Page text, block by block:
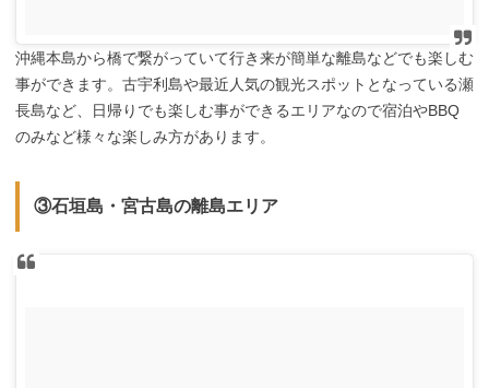
沖縄本島から橋で繋がっていて行き来が簡単な離島などでも楽しむ
事ができます。古宇利島や最近人気の観光スポットとなっている瀬
長島など、日帰りでも楽しむ事ができるエリアなので宿泊やBBQ
のみなど様々な楽しみ方があります。
③石垣島・宮古島の離島エリア